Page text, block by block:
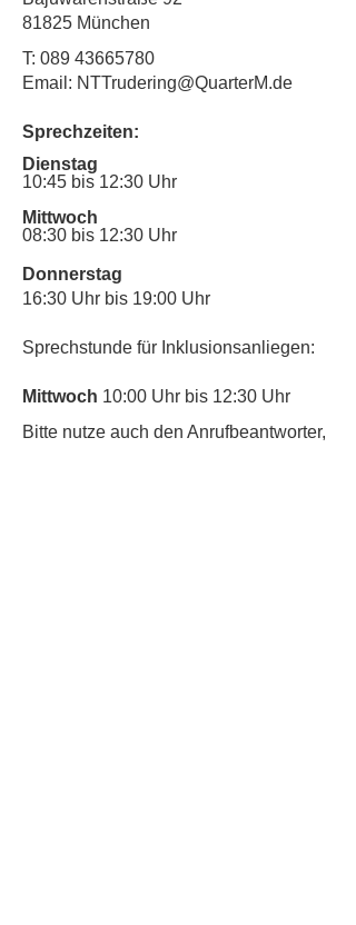
81825 München
T: 089 43665780
Email: NTTrudering@QuarterM.de
Sprechzeiten:
Dienstag
10:45 bis 12:30 Uhr
Mittwoch
08:30 bis 12:30 Uhr
Donnerstag
16:30 Uhr bis 19:00 Uhr
Sprechstunde für Inklusionsanliegen:
Mittwoch 10:00 Uhr bis 12:30 Uhr
​Bitte nutze auch den Anrufbeantworter,